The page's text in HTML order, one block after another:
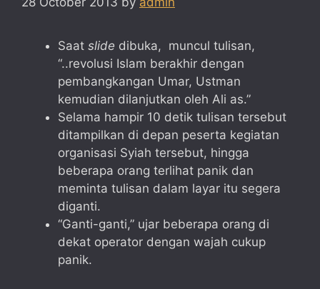
Saat slide dibuka, muncul tulisan,
“..revolusi Islam berakhir dengan
pembangkangan Umar, Ustman
kemudian dilanjutkan oleh Ali as.”
Selama hampir 10 detik tulisan tersebut
ditampilkan di depan peserta kegiatan
organisasi Syiah tersebut, hingga
beberapa orang terlihat panik dan
meminta tulisan dalam layar itu segera
diganti.
“Ganti-ganti,” ujar beberapa orang di
dekat operator dengan wajah cukup
panik.